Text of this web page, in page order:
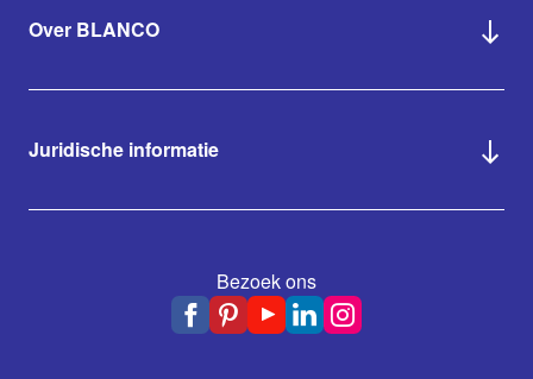
Over BLANCO
Juridische informatie
Bezoek ons